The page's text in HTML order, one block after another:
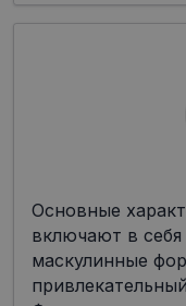
Основные
включают в
маскулинные